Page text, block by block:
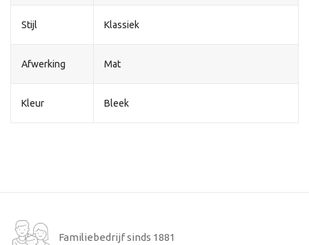
Stijl Klassiek
Afwerking Mat
Kleur Bleek
Familiebedrijf sinds 1881